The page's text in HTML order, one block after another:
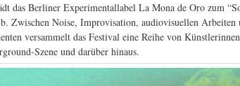
das Berliner Experimentallabel La Mona de Oro zum
Zwischen Noise, Improvisation, audiovisuellen Arbeiten
versammelt das Festival eine Reihe von
Szene und darüber hinaus.